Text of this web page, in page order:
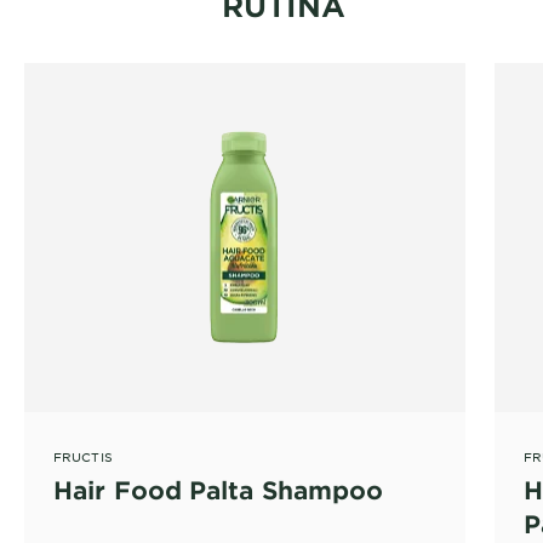
FRUCTIS
Hair Food Palta Shampoo